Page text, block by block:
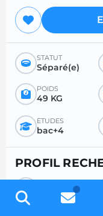
STATUT
Séparé(e)
POIDS
49 KG
ÉTUDES
bac+4
PROFIL
Homme